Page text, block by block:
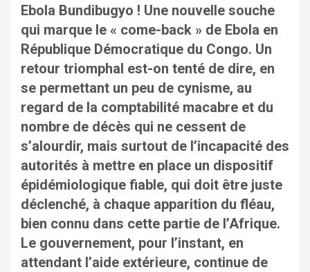
Ebola Bundibugyo ! Une nouvelle souche
qui marque le « come-back » de Ebola en
République Démocratique du Congo. Un
retour triomphal est-on tenté de dire, en
se permettant un peu de cynisme, au
regard de la comptabilité macabre et du
nombre de décès qui ne cessent de
s’alourdir, mais surtout de l’incapacité des
autorités à mettre en place un dispositif
épidémiologique fiable, qui doit être juste
déclenché, à chaque apparition du fléau,
bien connu dans cette partie de l’Afrique.
Le gouvernement, pour l’instant, en
attendant l’aide extérieure, continue de